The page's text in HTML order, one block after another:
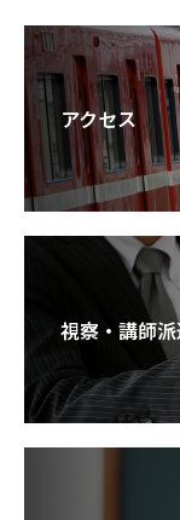
アクセス
視察・講師